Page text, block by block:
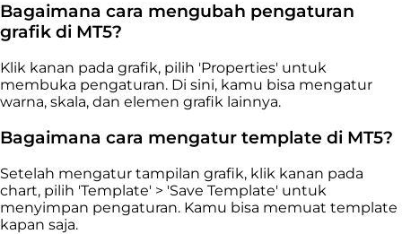
Bagaimana cara mengubah pengaturan
grafik di MT5?
Klik kanan pada grafik, pilih 'Properties' untuk
membuka pengaturan. Di sini, kamu bisa mengatur
warna, skala, dan elemen grafik lainnya.
Bagaimana cara mengatur template di MT5?
Setelah mengatur tampilan grafik, klik kanan pada
chart, pilih 'Template' > 'Save Template' untuk
menyimpan pengaturan. Kamu bisa memuat template
kapan saja.